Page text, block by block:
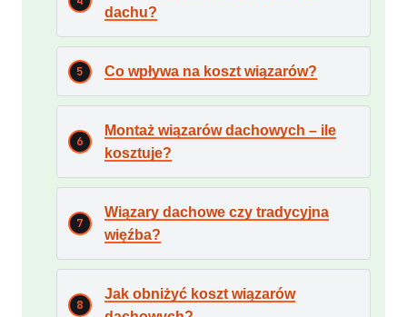
dachu?
Co wpływa na koszt wiązarów?
Montaż wiązarów dachowych – ile
kosztuje?
Wiązary dachowe czy tradycyjna
więźba?
Jak obniżyć koszt wiązarów